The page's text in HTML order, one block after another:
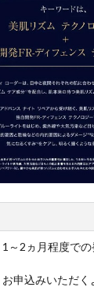
～2ヵ月程度で
申込みいただく